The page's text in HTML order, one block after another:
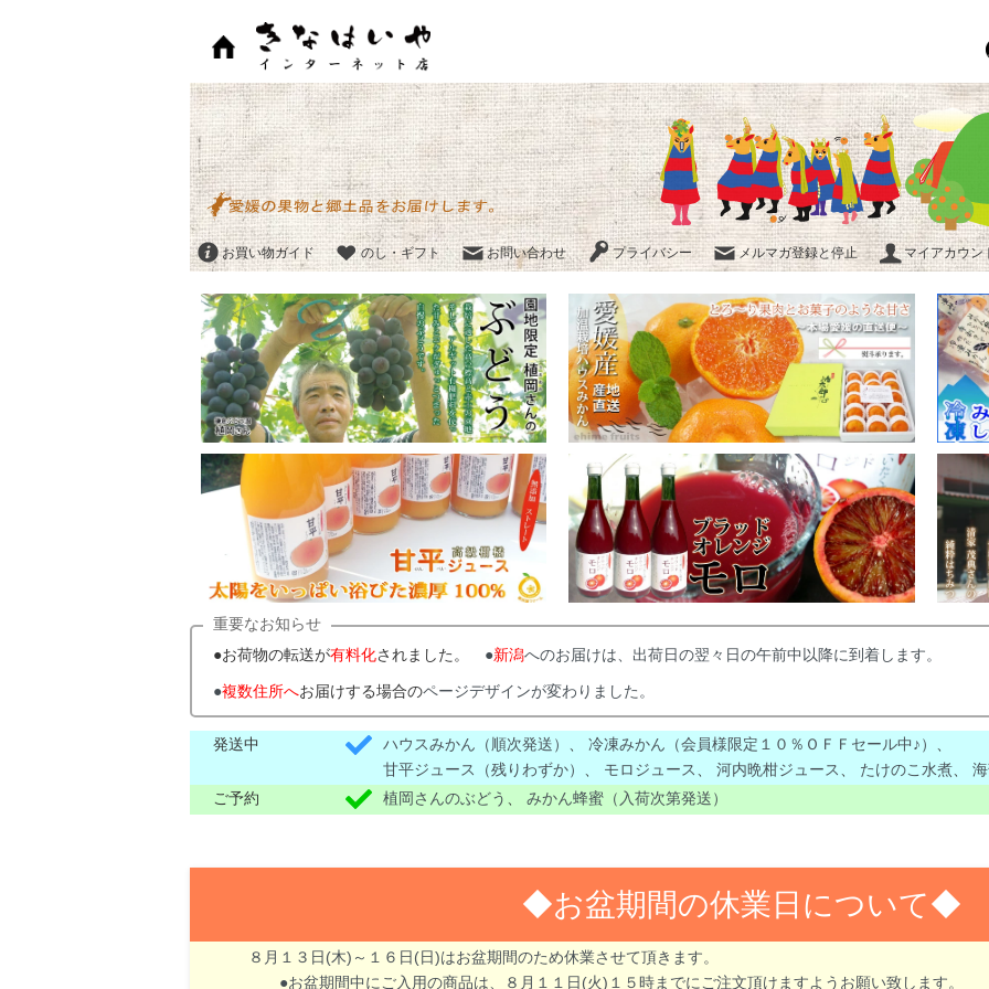
お買い物ガイド のし・ギフト お問い合わせ プライバシー メルマガ登録と停止 マイアカウン
重要なお知らせ
●お荷物の転送が有料化されました。 ●新潟へのお届けは、出荷日の翌々日の午前中以降に到着します。
●複数住所へお届けする場合のページデザインが変わりました。
発送中 ハウスみかん（順次発送） 、 冷凍みかん（会員様限定１０％ＯＦＦセール中♪） 、
甘平ジュース（残りわずか） 、 モロジュース、 河内晩柑ジュース、 たけのこ水煮、
ご予約
植岡さんのぶどう 、 みかん蜂蜜（入荷次第発送）
◆お盆期間の休業日について
８月１３日(木)～１６日(日)はお盆期間のため休業させて頂きます。
●お盆期間中にご入用の商品は、８月１１日(火)１５時までにご注文頂けますようお願い致します。